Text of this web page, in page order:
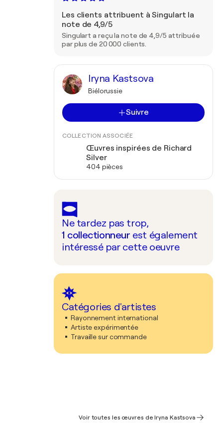
Les clients attribuent à Singulart la
note de 4,9/5
Singulart a reçu la note de 4,9/5 attribuée
par plus de 20 000 clients.
Iryna Kastsova
Biélorussie
Suivre
COLLECTION ASSOCIÉE
Œuvres inspirées de Richard
Silver
404 pièces
Ne tardez pas trop,
1 collectionneur est également
intéressé par cette oeuvre
Catégories d'artistes
Rayonnement international
Artiste expérimentée
Travaille sur commande
Voir toutes les œuvres de Iryna Kastsova